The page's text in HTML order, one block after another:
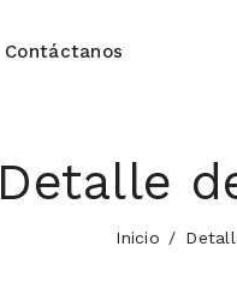
Contáctanos
Detalle
Inicio